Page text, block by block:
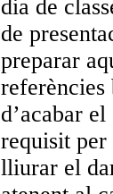
dia de
de
preparar
referències
d’acabar
requisit per
lliurar el